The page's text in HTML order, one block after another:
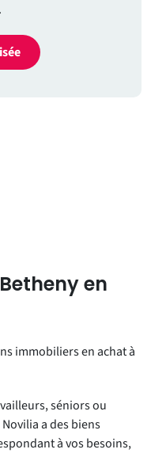
en
immobiliers en achat à
séniors ou
a des biens
à vos besoins,